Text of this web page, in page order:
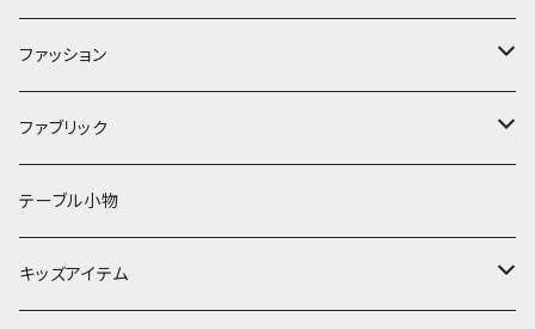
時計
フラワーベース
ランプ
食器
その他
キッチンクロス
その他
コップ・マグカップ
プレート
ボウル
お茶碗
ファッション
バッグ
エプロン
財布・ポーチ
ファブリック
タオル
クッションカバー
テーブル小物
キッズアイテム